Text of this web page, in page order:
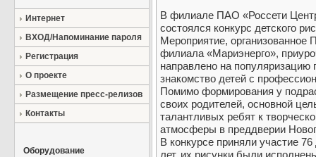
Интернет
ВХОД/Напоминание пароля
Регистрация
О проекте
Размещение пресс-релизов
Контакты
Оборудование
В филиале ПАО «Россети
состоялся конкурс детского
Мероприятие, организованное
филиала «Мариэнерго»,
направлено на популяризацию
знакомство детей с
Помимо формирования у
своих родителей, основной
талантливых ребят к
атмосферы в преддверии
В конкурсе приняли участие